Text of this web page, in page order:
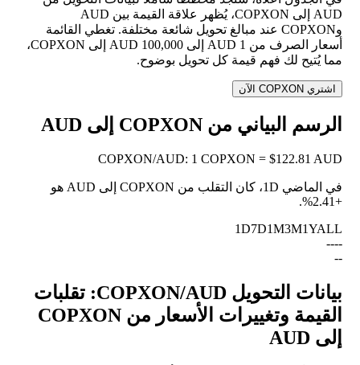
AUD إلى COPXON، يُظهر علاقة القيمة بين AUD
وCOPXON عند مبالغ تحويل شائعة مختلفة. تغطي القائمة
أسعار الصرف من 1 AUD إلى 100,000 AUD إلى COPXON،
مما يُتيح لك فهم قيمة كل تحويل بوضوح.
اشتري COPXON الآن
الرسم البياني من COPXON إلى AUD
COPXON/AUD: 1 COPXON = $122.81 AUD
في الماضي 1D، كان التقلب من COPXON إلى AUD هو
+2.41%
.
1D7D1M3M1YALL
--
--
--
بيانات التحويل COPXON/AUD: تقلبات
القيمة وتغييرات الأسعار من COPXON
إلى AUD